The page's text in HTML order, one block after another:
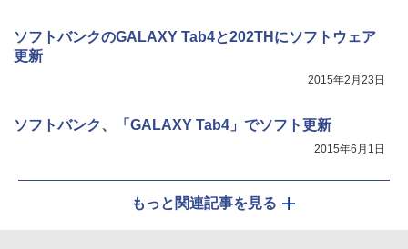
ソフトバンクのGALAXY Tab4と202THにソフトウェア
更新
2015年2月23日
ソフトバンク、「GALAXY Tab4」でソフト更新
2015年6月1日
もっと関連記事を見る